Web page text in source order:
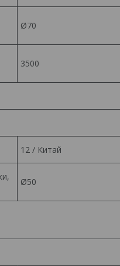
Ø70
3500
12 / Китай
Ø50